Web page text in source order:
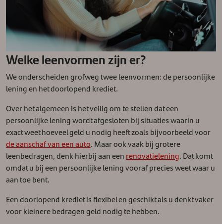
Welke leenvormen zijn er?
We onderscheiden grofweg twee leenvormen: de persoonlijke
lening en het doorlopend krediet.
Over het algemeen is het veilig om te stellen dat een
persoonlijke lening wordt afgesloten bij situaties waarin u
exact weet hoeveel geld u nodig heeft zoals bijvoorbeeld voor
de aanschaf van een auto. Maar ook vaak bij grotere
leenbedragen, denk hierbij aan een renovatielening. Dat komt
omdat u bij een persoonlijke lening vooraf precies weet waar u
aan toe bent.
Een doorlopend krediet is flexibel en geschikt als u denkt vaker
voor kleinere bedragen geld nodig te hebben.